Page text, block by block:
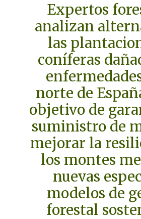
Expertos
analizan
las
coníferas
norte de
objetivo de
suministro de
mejorar la
los montes
nuevas
modelos de
forestal